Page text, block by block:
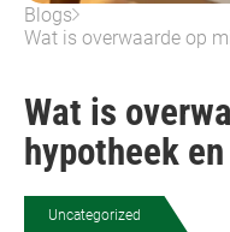
Blogs
Wat is overwaarde op
Wat is
hypotheek
Uncategorized